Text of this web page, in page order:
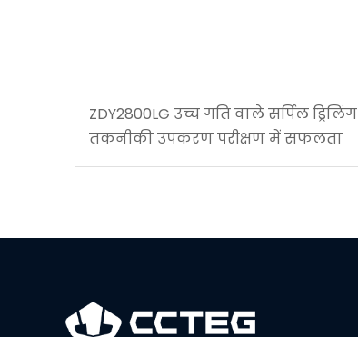
ZDY2800LG उच्च गति वाले सर्पिल ड्रिलिंग
तकनीकी उपकरण परीक्षण में सफलता